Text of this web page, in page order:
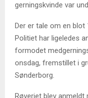
gerningskvinde var
Der er tale om en blot
Politiet har ligeledes
formodet
onsdag, fremstillet i
Sønderborg.
Røveriet blev anmeldt